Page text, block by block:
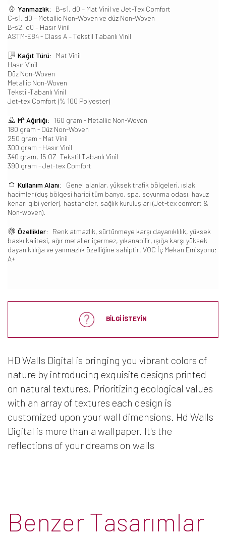
Yanmazlık:
B-s1, d0 – Mat Vinil ve Jet-Tex Comfort
C-s1, d0 – Metallic Non-Woven ve düz Non-Woven
B-s2, d0 – Hasır Vinil
ASTM-E84 - Class A – Tekstil Tabanlı Vinil
Kağıt Türü:
Mat Vinil
Hasır Vinil
Düz Non-Woven
Metallic Non-Woven
Tekstil-Tabanlı Vinil
Jet-tex Comfort (% 100 Polyester)
M² Ağırlığı:
160 gram - Metallic Non-Woven
180 gram - Düz Non-Woven
250 gram - Mat Vinil
300 gram - Hasır Vinil
340 gram, 15 OZ -Tekstil Tabanlı Vinil
390 gram - Jet-tex Comfort
Kullanım Alanı:
Genel alanlar, yüksek trafik bölgeleri, ıslak
hacimler (duş bölgesi harici tüm banyo, spa, soyunma odası, havuz
kenarı gibi yerler), hastaneler, sağlık kuruluşları (Jet-tex comfort &
Non-woven).
Özellikler:
Renk atmazlık, sürtünmeye karşı dayanıklılık, yüksek
baskı kalitesi, ağır metaller içermez, yıkanabilir, ışığa karşı yüksek
dayanıklılığa ve yanmazlık özelliğine sahiptir. VOC İç Mekan Emisyonu:
A+
BİLGİ İSTEYİN
HD Walls Digital is bringing you vibrant colors of
nature by introducing exquisite designs printed
on natural textures. Prioritizing ecological values
with an array of textures each design is
customized upon your wall dimensions. Hd Walls
Digital is more than a wallpaper. It's the
reflections of your dreams on walls
Benzer Tasarımlar